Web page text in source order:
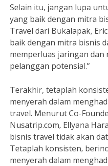
Selain itu, jangan lupa
yang baik dengan mitra
Travel dari Bukalapak,
baik dengan mitra bisnis
memperluas jaringan
pelanggan potensial.”
Terakhir, tetaplah
menyerah dalam
travel. Menurut Co-
Nusatrip.com, Ellyana
bisnis travel tidak akan
Tetaplah konsisten,
menyerah dalam